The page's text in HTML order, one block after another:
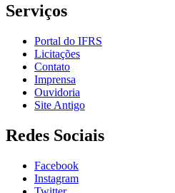
Serviços
Portal do IFRS
Licitações
Contato
Imprensa
Ouvidoria
Site Antigo
Redes Sociais
Facebook
Instagram